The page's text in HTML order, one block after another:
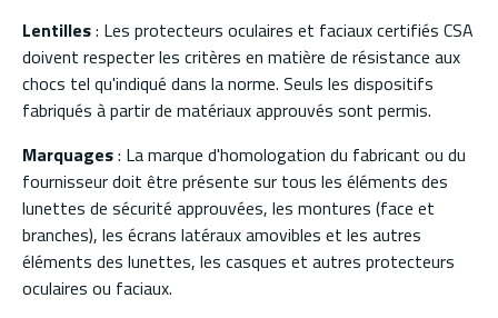
Lentilles: Les protecteurs oculaires et faciaux certifiés CSA
doivent respecter les critères en matière de résistance aux
chocs tel qu'indiqué dans la norme. Seuls les dispositifs
fabriqués à partir de matériaux approuvés sont permis.
Marquages: La marque d'homologation du fabricant ou du
fournisseur doit être présente sur tous les éléments des
lunettes de sécurité approuvées, les montures (face et
branches), les écrans latéraux amovibles et les autres
éléments des lunettes, les casques et autres protecteurs
oculaires ou faciaux.